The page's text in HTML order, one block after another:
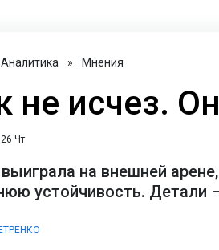
Аналитика » Мнения
не исчез.
Чт
на внешней
устойчивость. Детали